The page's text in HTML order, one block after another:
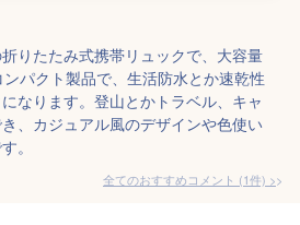
りたたみ式携帯リュックで、大容量
パクト製品で、生活防水とか速乾性
になります。登山とかトラベル、キャ
、カジュアル風のデザインや色使い
。
全てのおすすめコメント (1件) >